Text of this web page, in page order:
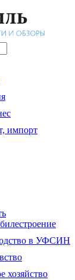
импорт
в УФСИН
хозяйство